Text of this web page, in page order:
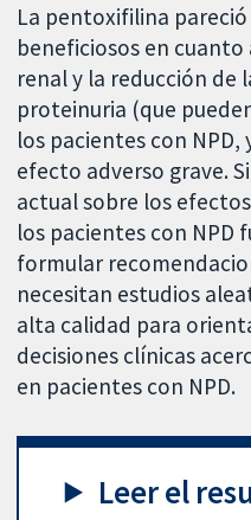
La pentoxifilina
beneficiosos en
renal y la reducción de
proteinuria (que
los pacientes con NPD,
efecto adverso grave.
actual sobre los
los pacientes con NPD
formular
necesitan estudios
alta calidad para
decisiones clínicas
en pacientes con NPD.
Leer el